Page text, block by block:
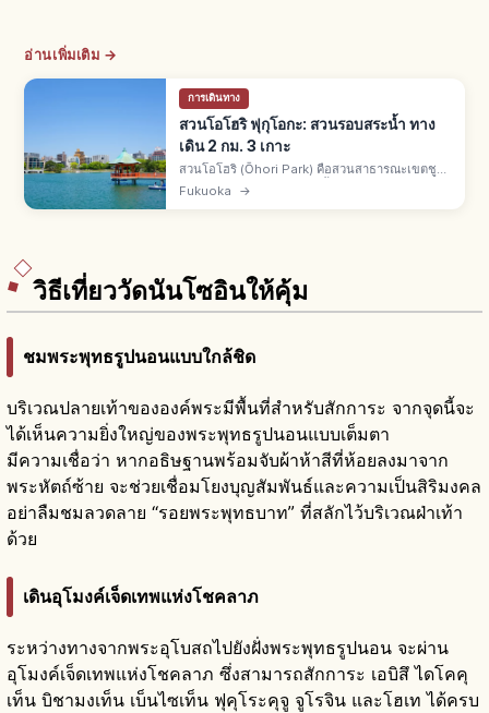
อ่านเพิ่มเติม →
การเดินทาง
สวนโอโฮริ ฟุกุโอกะ: สวนรอบสระน้ำ ทาง
เดิน 2 กม. 3 เกาะ
สวนโอโฮริ (Ōhori Park) คือสวนสาธารณะเขตชูโอ
เมืองฟุกุโอกะ เดิมคือคูเมืองชั้นนอกของปราสาทฟุกุ
Fukuoka →
วิธีเที่ยววัดนันโซอินให้คุ้ม
ชมพระพุทธรูปนอนแบบใกล้ชิด
บริเวณปลายเท้าขององค์พระมีพื้นที่สำหรับสักการะ จากจุดนี้จะ
ได้เห็นความยิ่งใหญ่ของพระพุทธรูปนอนแบบเต็มตา
มีความเชื่อว่า หากอธิษฐานพร้อมจับผ้าห้าสีที่ห้อยลงมาจาก
พระหัตถ์ซ้าย จะช่วยเชื่อมโยงบุญสัมพันธ์และความเป็นสิริมงคล
อย่าลืมชมลวดลาย “รอยพระพุทธบาท” ที่สลักไว้บริเวณฝ่าเท้า
ด้วย
เดินอุโมงค์เจ็ดเทพแห่งโชคลาภ
ระหว่างทางจากพระอุโบสถไปยังฝั่งพระพุทธรูปนอน จะผ่าน
อุโมงค์เจ็ดเทพแห่งโชคลาภ ซึ่งสามารถสักการะ เอบิสึ ไดโคคุ
เท็น บิชามงเท็น เบ็นไซเท็น ฟุคุโระคุจู จูโรจิน และโฮเท ได้ครบ